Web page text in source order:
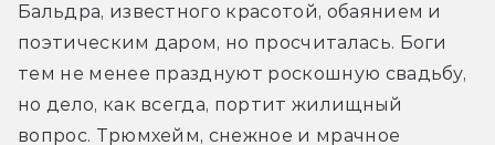
Бальдра, известного красотой, обаянием и
поэтическим даром, но просчиталась. Боги
тем не менее празднуют роскошную свадьбу,
но дело, как всегда, портит жилищный
вопрос. Трюмхейм, снежное и мрачное